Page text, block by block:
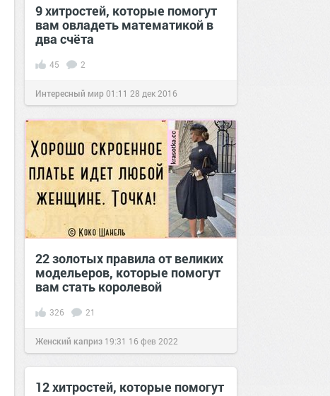
9 хитростей, которые помогут
вам овладеть математикой в
два счёта
45 2
Интересный мир01:11 28 дек 2016
22 золотых правила от великих
модельеров, которые помогут
вам стать королевой
326 21
Женский каприз 19:31 16 фев 2022
12 хитростей, которые помогут